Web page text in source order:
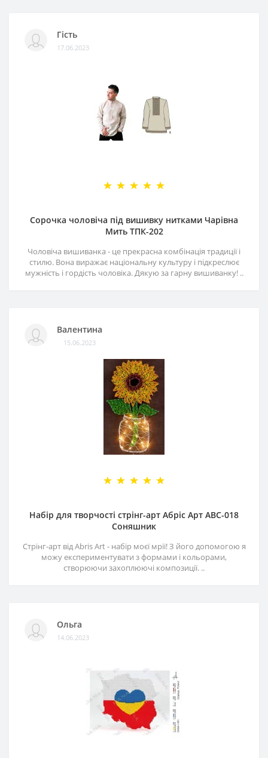
Гість
17.06.2023
Сорочка чоловіча під вишивку нитками Чарівна
Мить ТПК-202
Чоловіча вишиванка - це прекрасна комбінація традиції і
стилю. Вона виражає національну культуру і підкреслює
мужність і гордість чоловіка. Дякую за гарну вишиванку! ..
Валентина
15.06.2023
Набір для творчості стрінг-арт Абріс Арт АВС-018
Соняшник
Стрінг-арт від Abris Art - набір моєї мрії! З його допомогою я
можу експериментувати з формами і кольорами,
створюючи захоплюючі композиції. ..
Ольга
14.06.2023